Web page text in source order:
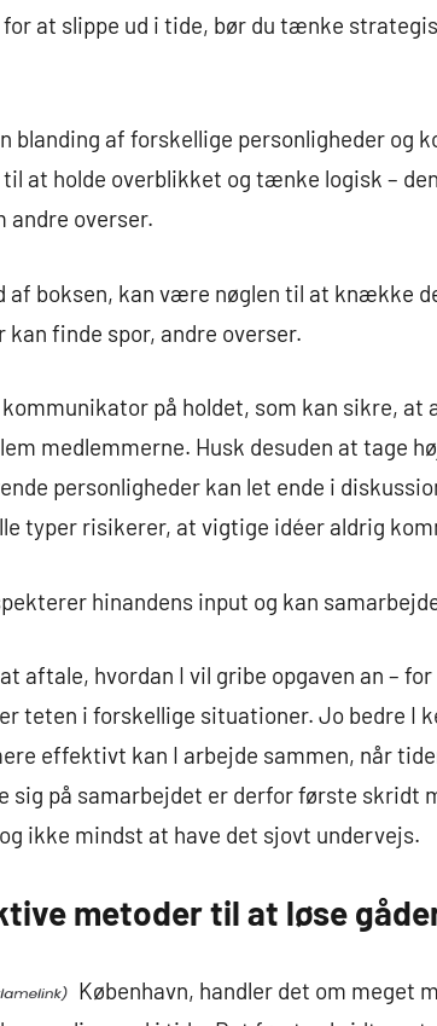
at slippe ud i tide, bør du tænke
blanding af forskellige personligheder og
at holde overblikket og tænke logisk –
andre overser.
boksen, kan være nøglen til at knække
finde spor, andre overser.
på holdet, som kan sikre, at
medlemmerne. Husk desuden at tage
personligheder kan let ende i
typer risikerer, at vigtige idéer aldrig
hinandens input og kan
aftale, hvordan I vil gribe opgaven an –
teten i forskellige situationer. Jo bedre I
effektivt kan I arbejde sammen, når
på samarbejdet er derfor første skridt
ikke mindst at have det sjovt undervejs.
metoder til at løse
København, handler det om meget